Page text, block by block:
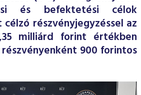
és befektetési célok
célzó részvényjegyzéssel az
milliárd forint értékben
900 forintos